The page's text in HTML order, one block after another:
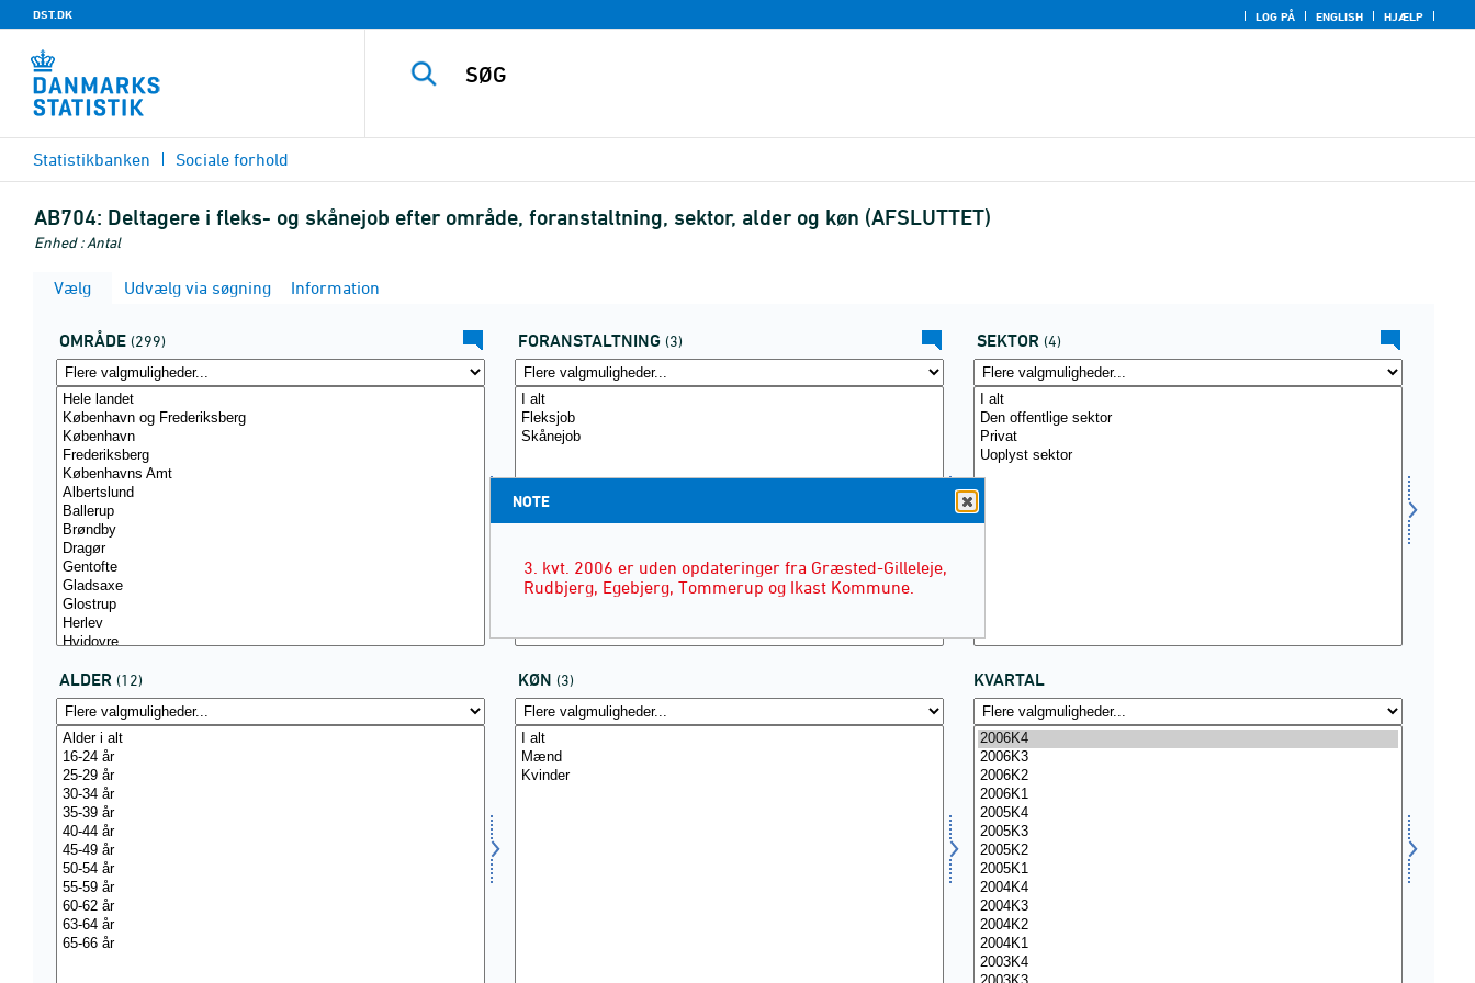
DST.DK LOG PÅ ENGLISH HJÆLP
Statistikbanken Sociale forhold
AB704: Deltagere i fleks- og skånejob efter område, foranstaltning, sektor, alder og køn (AFSLUTTET)
Enhed : Antal
Vælg Udvælg via søgning Information
OMRÅDE (299) FORANSTALTNING (3) SEKTOR (4)
ALDER (12) KØN (3) KVARTAL
NOTE
3. kvt. 2006 er uden opdateringer fra Græsted-Gilleleje,
Rudbjerg, Egebjerg, Tommerup og Ikast Kommune.